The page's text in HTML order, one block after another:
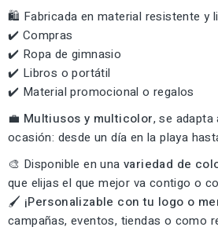
🛍️ Fabricada en material resistente y
✔️ Compras
✔️ Ropa de gimnasio
✔️ Libros o portátil
✔️ Material promocional o regalos
💼 Multiusos y multicolor, se
ocasión: desde un día en la playa
🎨 Disponible en una variedad de
que elijas el que mejor va contigo o
🖌️ ¡Personalizable con tu logo o
campañas, eventos, tiendas o como